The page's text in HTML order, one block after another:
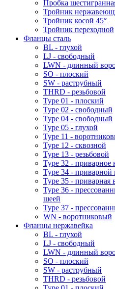
Пробка
Тройник
Тройник косой 45°
Тройник переходной
Фланцы сталь
BL - глухой
LJ - свободный
LWN - длинный
SO - плоский
SW - раструбный
THRD - резьбовой
Type 01 - плоский
Type 02 - свободный
Type 04 - свободный
Type 05 - глухой
Type 11 -
Type 12 - сквозной
Type 13 - резьбовой
Type 32 - приварное
Type 34 - приварной
Type 35 - приварная
Type 36 -
шеей
Type 37 -
WN - воротниковый
Фланцы нержавейка
BL - глухой
LJ - свободный
LWN - длинный
SO - плоский
SW - раструбный
THRD - резьбовой